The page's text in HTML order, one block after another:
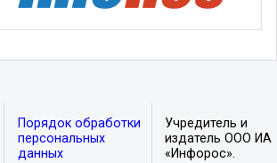
Порядок обработки
персональных
данных
Учредитель и
издатель ООО ИА
«Инфорос».